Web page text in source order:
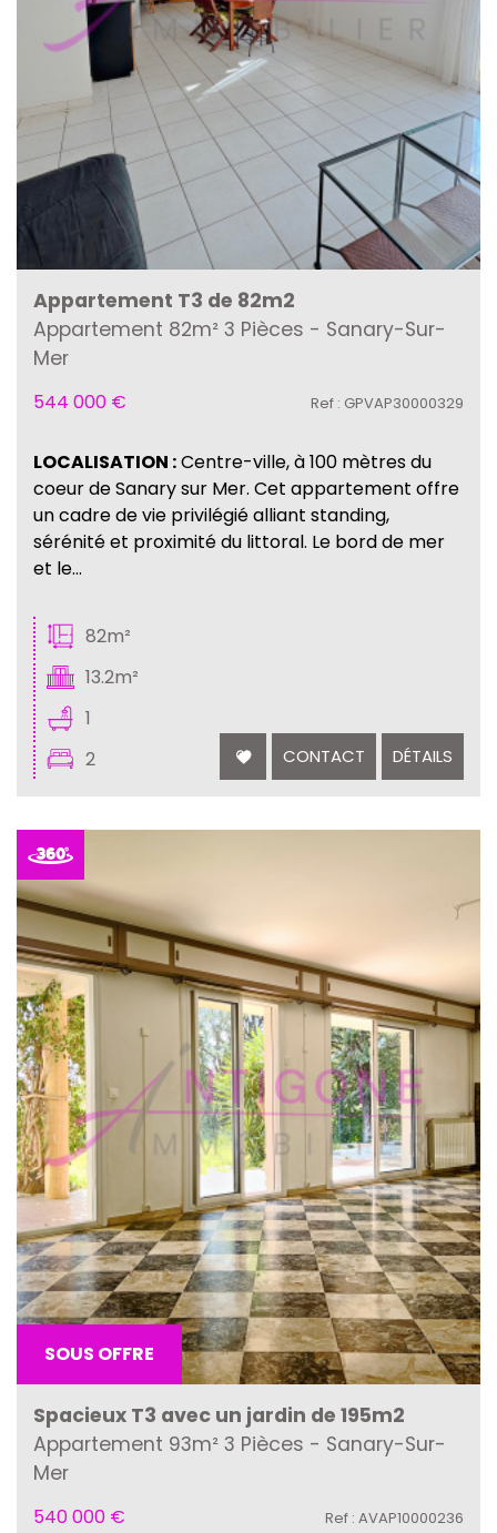
5KM 10KM 25KM
Critères supplémentaires
Piscine Parking Terrasse
Appartement T3 de 82m2
Appartement 82m² 3 Pièces - Sanary-Sur-
Mer
544 000 € Ref : GPVAP30000329
LOCALISATION :Centre-ville, à 100 mètres du
coeur de Sanary sur Mer. Cet appartement offre
un cadre de vie privilégié alliant standing,
sérénité et proximité du littoral. Le bord de mer
et le...
82m²
13.2m²
1
2
CONTACT DÉTAILS
SOUS OFFRE
Spacieux T3 avec un jardin de 195m2
Appartement 93m² 3 Pièces - Sanary-Sur-
Mer
540 000 € Ref : AVAP10000236